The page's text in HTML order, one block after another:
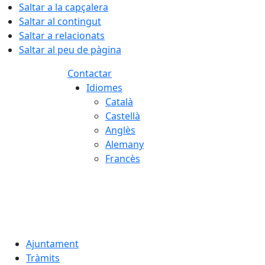
Saltar a la capçalera
Saltar al contingut
Saltar a relacionats
Saltar al peu de pàgina
Contactar
Idiomes
Català
Castellà
Anglès
Alemany
Francès
Ajuntament
Tràmits